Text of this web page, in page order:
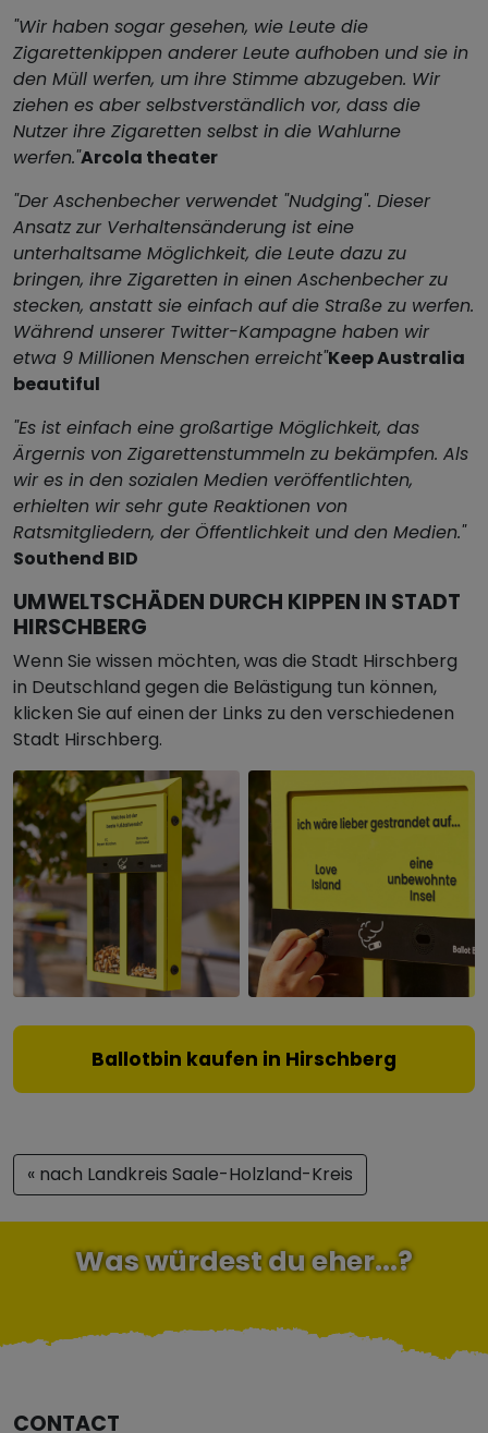
"Wir haben sogar gesehen, wie Leute die
Zigarettenkippen anderer Leute aufhoben und sie in
den Müll werfen, um ihre Stimme abzugeben. Wir
ziehen es aber selbstverständlich vor, dass die
Nutzer ihre Zigaretten selbst in die Wahlurne
werfen."Arcola theater
"Der Aschenbecher verwendet "Nudging". Dieser
Ansatz zur Verhaltensänderung ist eine
unterhaltsame Möglichkeit, die Leute dazu zu
bringen, ihre Zigaretten in einen Aschenbecher zu
stecken, anstatt sie einfach auf die Straße zu werfen.
Während unserer Twitter-Kampagne haben wir
etwa 9 Millionen Menschen erreicht"Keep Australia
beautiful
"Es ist einfach eine großartige Möglichkeit, das
Ärgernis von Zigarettenstummeln zu bekämpfen. Als
wir es in den sozialen Medien veröffentlichten,
erhielten wir sehr gute Reaktionen von
Ratsmitgliedern, der Öffentlichkeit und den Medien."
Southend BID
UMWELTSCHÄDEN DURCH KIPPEN IN STADT
HIRSCHBERG
Wenn Sie wissen möchten, was die Stadt Hirschberg
in Deutschland gegen die Belästigung tun können,
klicken Sie auf einen der Links zu den verschiedenen
Stadt Hirschberg.
Ballotbin kaufen in Hirschberg
« nach Landkreis Saale-Holzland-Kreis
Was würdest du eher...?
CONTACT